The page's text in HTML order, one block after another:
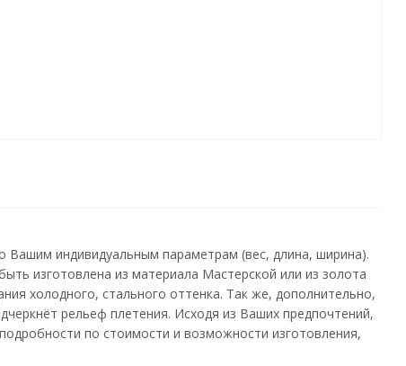
Вашим индивидуальным параметрам (вес, длина, ширина).
изготовлена из материала Мастерской или из золота
холодного, стального оттенка. Так же, дополнительно,
рельеф плетения. Исходя из Ваших предпочтений,
по стоимости и возможности изготовления,